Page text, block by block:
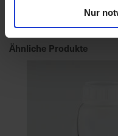
Nur
Artikel-Nr.: 60385-02-cfg
Ähnliche Produkte